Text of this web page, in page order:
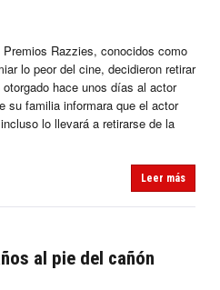
Razzies, conocidos como
lo peor del cine, decidieron retirar
hace unos días al actor
su familia informara que el actor
lo llevará a retirarse de la
Leer más
al pie del cañón